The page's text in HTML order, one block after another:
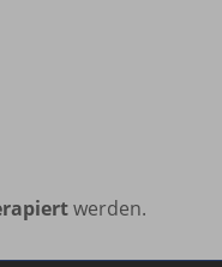
werden.